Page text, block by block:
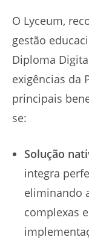
O Lyceum,
gestão
Diploma
exigências da
principais
se:
Solução
integra
eliminando
complexas